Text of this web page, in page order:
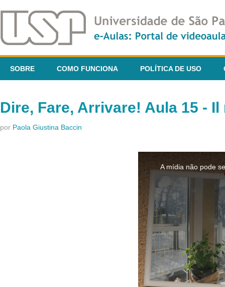
SOBRE COMO FUNCIONA POLÍTICA DE USO
Dire, Fare, Arrivare! Aula 15 -
por Paola Giustina Baccin
modal
window.
A mídia não pode